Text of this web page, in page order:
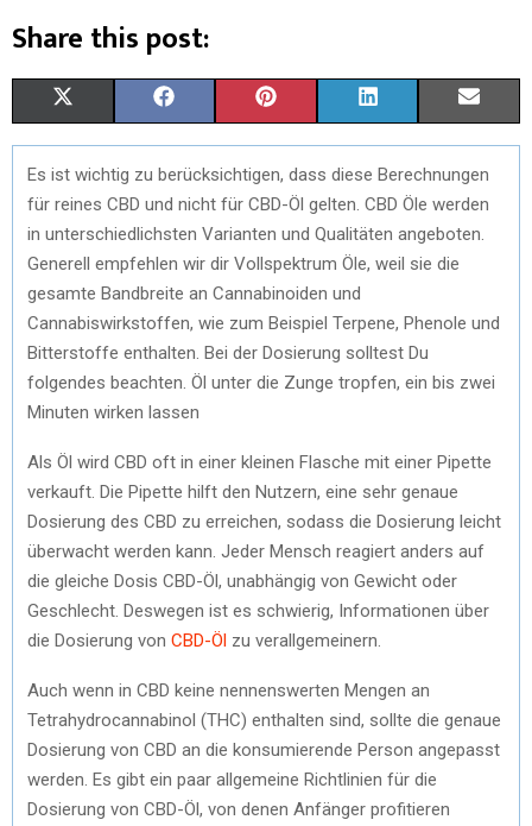
Share this post:
H
A
R
E
O
N
(
T
W
I
T
T
)
H
A
R
E
N
A
C
E
B
O
H
A
R
E
O
N
I
N
T
E
R
E
H
A
R
E
N
I
N
K
E
I
H
O
M
Es ist wichtig zu berücksichtigen, dass diese Berechnungen
für reines CBD und nicht für CBD-Öl gelten. CBD Öle werden
in unterschiedlichsten Varianten und Qualitäten angeboten.
Generell empfehlen wir dir Vollspektrum Öle, weil sie die
gesamte Bandbreite an Cannabinoiden und
Cannabiswirkstoffen, wie zum Beispiel Terpene, Phenole und
Bitterstoffe enthalten. Bei der Dosierung solltest Du
folgendes beachten. Öl unter die Zunge tropfen, ein bis zwei
Minuten wirken lassen
Als Öl wird CBD oft in einer kleinen Flasche mit einer Pipette
verkauft. Die Pipette hilft den Nutzern, eine sehr genaue
Dosierung des CBD zu erreichen, sodass die Dosierung leicht
überwacht werden kann. Jeder Mensch reagiert anders auf
die gleiche Dosis CBD-Öl, unabhängig von Gewicht oder
Geschlecht. Deswegen ist es schwierig, Informationen über
die Dosierung von CBD-Öl zu verallgemeinern.
Auch wenn in CBD keine nennenswerten Mengen an
Tetrahydrocannabinol (THC) enthalten sind, sollte die genaue
Dosierung von CBD an die konsumierende Person angepasst
werden. Es gibt ein paar allgemeine Richtlinien für die
Dosierung von CBD-Öl, von denen Anfänger profitieren